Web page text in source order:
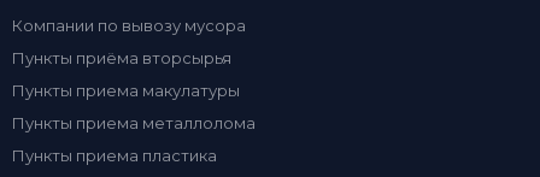
Компании по вывозу мусора
Пункты приёма вторсырья
Пункты приема макулатуры
Пункты приема металлолома
Пункты приема пластика